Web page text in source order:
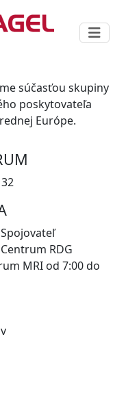
súčasťou skupiny
poskytovateľa
Európe.
RDG
MRI od 7:00 do